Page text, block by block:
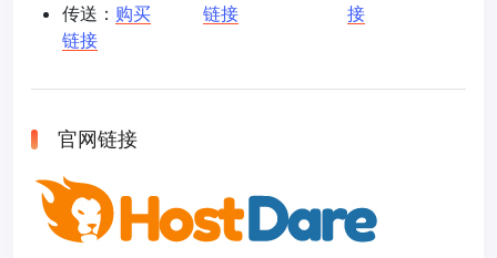
传送： 购买
链接
链接
接
官网链接